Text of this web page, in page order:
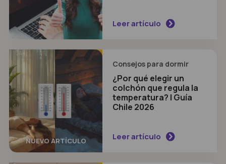
Leer artículo
NUEVO ARTÍCULO
NUEVO ARTÍCULO
Consejos para dormir
¿Por qué elegir un
colchón que regula la
temperatura? | Guía
Chile 2026
Leer artículo